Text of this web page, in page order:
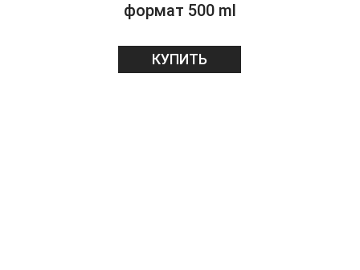
формат 500 ml
КУПИТЬ